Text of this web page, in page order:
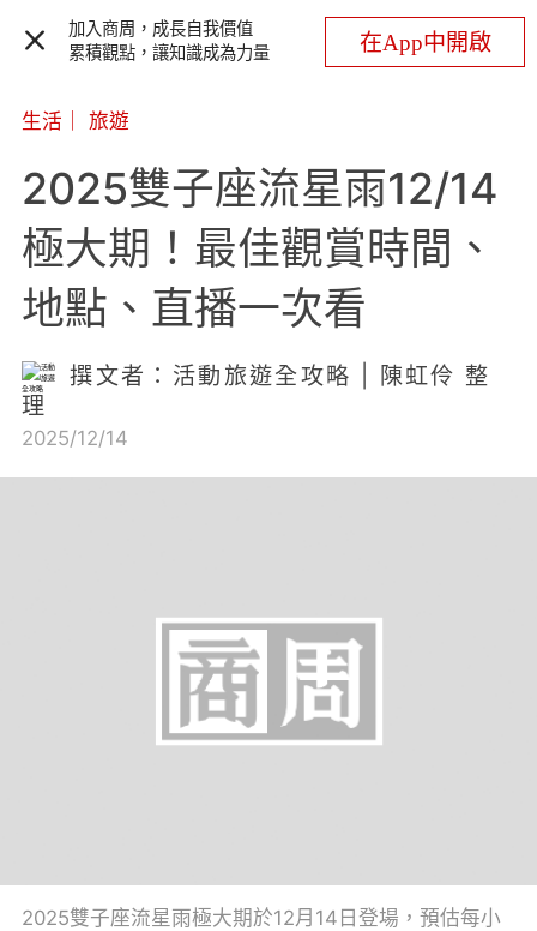
加入商周，成長自我價值
累積觀點，讓知識成為力量
在App中開啟
生活 旅遊
2025雙子座流星雨12/14
極大期！最佳觀賞時間、
地點、直播一次看
撰文者：活動旅遊全攻略 | 陳虹伶 整
理
2025/12/14
2025雙子座流星雨極大期於12月14日登場，預估每小